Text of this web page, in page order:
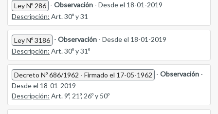
Ley Nº 286 - Observación - Desde el 18-01-2019
Descripción: Art. 30º y 31
Ley Nº 3186 - Observación - Desde el 18-01-2019
Descripción: Art. 30º y 31º
Decreto Nº 686/1962 - Firmado el 17-05-1962 - Observación -
Desde el 18-01-2019
Descripción: Art. 9º, 21º, 26º y 50º